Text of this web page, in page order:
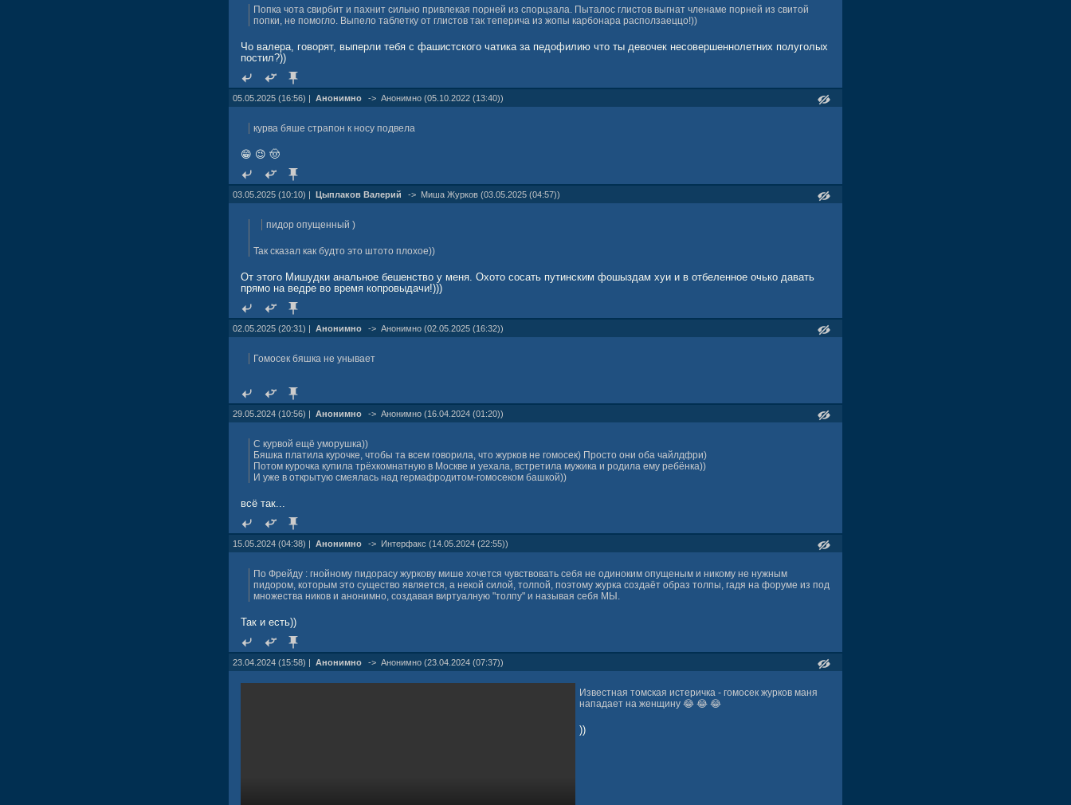
Попка чота свирбит и пахнит сильно привлекая порней из спорцзала. Пыталос глистов выгнат членаме порней из свитой
попки, не помогло. Выпело таблетку от глистов так теперича из жопы карбонара расползаеццо!))
Чо валера, говорят, выперли тебя с фашистского чатика за педофилию что ты девочек несовершеннолетних полуголых
постил?))
05.05.2025 (16:56) | Анонимно -> Анонимно (05.10.2022 (13:40))
курва бяше страпон к носу подвела
😁 😉 🤠
03.05.2025 (10:10) | Цыплаков Валерий -> Миша Жуpков (03.05.2025 (04:57))
пидор опущенный )
Так сказал как будто это штото плохое))
От этого Мишудки анальное бешенство у меня. Охото сосать путинским фошыздам хуи и в отбеленное очько давать
прямо на ведре во время копровыдачи!)))
02.05.2025 (20:31) | Анонимно -> Анонимно (02.05.2025 (16:32))
Гомосек бяшка не унывает
29.05.2024 (10:56) | Анонимно -> Анонимно (16.04.2024 (01:20))
С курвой ещё уморушка))
Бяшка платила курочке, чтобы та всем говорила, что журков не гомосек) Просто они оба чайлдфри)
Потом курочка купила трёхкомнатную в Москве и уехала, встретила мужика и родила ему ребёнка))
И уже в открытую смеялась над гермафродитом-гомосеком башкой))
всё так...
15.05.2024 (04:38) | Анонимно -> Интерфакс (14.05.2024 (22:55))
По Фрейду : гнойному пидорасу журкову мише хочется чувствовать себя не одиноким опущеным и никому не нужным
пидором, которым это существо является, а некой силой, толпой, поэтому журка создаёт образ толпы, гадя на форуме из под
множества ников и анонимно, создавая виртуалную "толпу" и называя себя МЫ.
Так и есть))
23.04.2024 (15:58) | Анонимно -> Анонимно (23.04.2024 (07:37))
Известная томская истеричка - гомосек журков маня
нападает на женщину 😂 😂 😂
))